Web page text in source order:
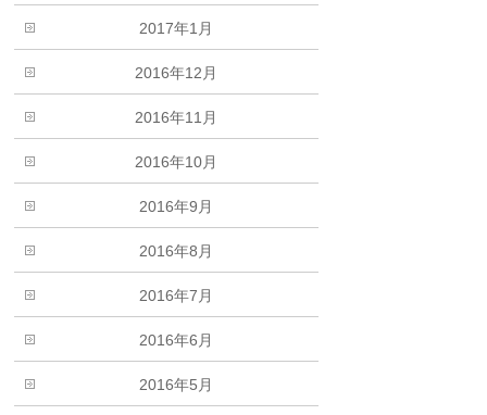
2017年1月
2016年12月
2016年11月
2016年10月
2016年9月
2016年8月
2016年7月
2016年6月
2016年5月